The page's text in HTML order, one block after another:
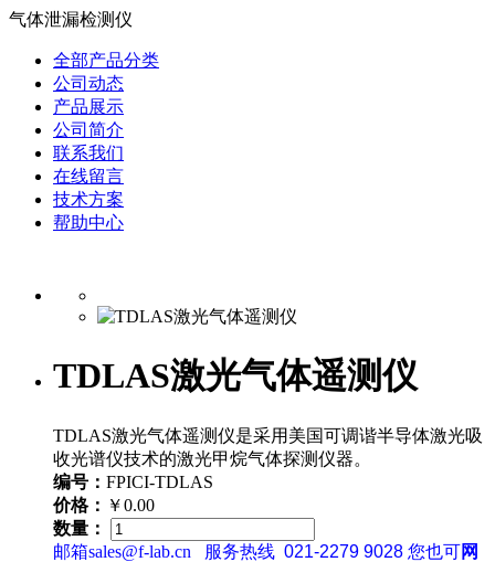
气体泄漏检测仪
全部产品分类
公司动态
产品展示
公司简介
联系我们
在线留言
技术方案
帮助中心
TDLAS激光气体遥测仪
TDLAS激光气体遥测仪是采用美国可调谐半导体激光吸
收光谱仪技术的激光甲烷气体探测仪器。
编号： FPICI-TDLAS
价格： ￥0.00
数量：
邮箱sales@f-lab.cn
服务热线 021-2279 9028 您也可网